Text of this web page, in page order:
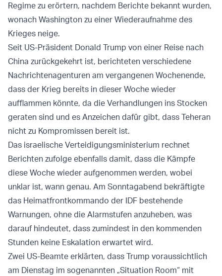
Regime zu erörtern, nachdem Berichte bekannt wurden,
wonach Washington zu einer Wiederaufnahme des
Krieges neige.
Seit US-Präsident Donald Trump von einer Reise nach
China zurückgekehrt ist, berichteten verschiedene
Nachrichtenagenturen am vergangenen Wochenende,
dass der Krieg bereits in dieser Woche wieder
aufflammen könnte, da die Verhandlungen ins Stocken
geraten sind und es Anzeichen dafür gibt, dass Teheran
nicht zu Kompromissen bereit ist.
Das israelische Verteidigungsministerium rechnet
Berichten zufolge ebenfalls damit, dass die Kämpfe
diese Woche wieder aufgenommen werden, wobei
unklar ist, wann genau. Am Sonntagabend bekräftigte
das Heimatfrontkommando der IDF bestehende
Warnungen, ohne die Alarmstufen anzuheben, was
darauf hindeutet, dass zumindest in den kommenden
Stunden keine Eskalation erwartet wird.
Zwei US-Beamte erklärten, dass Trump voraussichtlich
am Dienstag im sogenannten „Situation Room“ mit